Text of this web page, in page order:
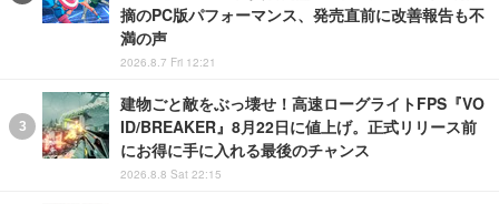
摘のPC版パフォーマンス、発売直前に改善報告も不
満の声
2026.8.7 Fri 12:21
建物ごと敵をぶっ壊せ！高速ローグライトFPS『VO
ID/BREAKER』8月22日に値上げ。正式リリース前
にお得に手に入れる最後のチャンス
2026.8.8 Sat 22:15